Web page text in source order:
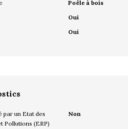
Poêle à bois
Oui
Oui
par un Etat des
Pollutions (ERP)
Non